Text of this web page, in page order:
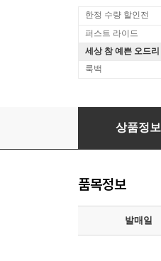
한정 수량 할인전
퍼스트 라이드
세상 참 예쁜 오드리
룩백
Arthur
상품정보
품목정보
발매일